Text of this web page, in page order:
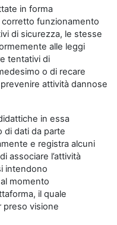
in forma
funzionamento
di sicurezza, le stesse
alle leggi
tentativi di
o di recare
attività dannose
in essa
di dati da parte
e registra alcuni
associare l’attività
intendono
momento
il quale
preso visione